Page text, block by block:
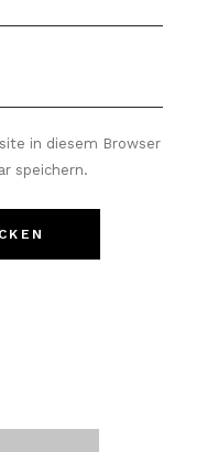
in diesem Browser
speichern.